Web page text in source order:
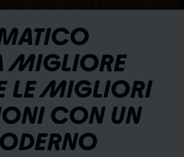
MIGLIORE
LE MIGLIORI
CON UN